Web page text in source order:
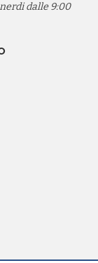
dalle 9:00